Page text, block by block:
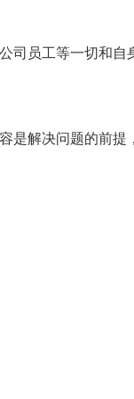
司员工等一切和
是解决问题的前